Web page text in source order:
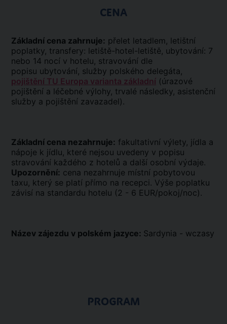
CENA
Základní cena zahrnuje: přelet letadlem, letištní
poplatky, transfery: letiště-hotel-letiště, ubytování: 7
nebo 14 nocí v hotelu, stravování dle
popisu ubytování, služby polského delegáta,
pojištění TU Europa varianta základní (úrazové
pojištění a léčebné výlohy, trvalé následky, asistenční
služby a pojištění zavazadel).
Základní cena nezahrnuje: fakultativní výlety, jídla a
nápoje k jídlu, které nejsou uvedeny v popisu
stravování každého z hotelů a další osobní výdaje.
Upozornění: cena nezahrnuje místní pobytovou
taxu, který se platí přímo na recepci. Výše poplatku
závisí na standardu hotelu (2 - 6 EUR/pokoj/noc).
Název zájezdu v polském jazyce: Sardynia - wczasy
PROGRAM